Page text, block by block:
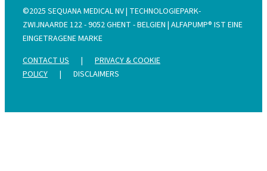
©2025 SEQUANA MEDICAL NV | TECHNOLOGIEPARK-
ZWIJNAARDE 122 - 9052 GHENT - BELGIEN | ALFAPUMP® IST EINE
EINGETRAGENE MARKE
CONTACT US
|
PRIVACY & COOKIE
POLICY
| DISCLAIMERS